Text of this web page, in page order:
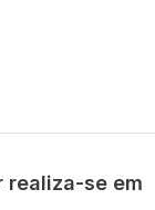
realiza-se em